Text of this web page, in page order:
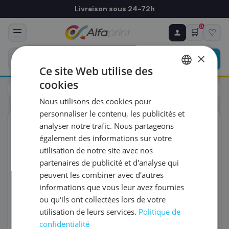
Livraison sous 24-72h
🛒
0
♡
Toners
Kyocera
ORIGINAL
♻ COMMANDE RÉCURRENTE
Prévoyez & économisez
Programmez votre prochain achat — notre équipe
vous prépare un devis personnalisé
RÉFÉRENCE DU PRODUIT
FRÉQUENCE
QUANTITÉ PAR LIVRAISON
DATE DE PREMIÈRE LIVRAISON SOUHAITÉE
×
Ce site Web utilise des
cookies
Nous utilisons des cookies pour
personnaliser le contenu, les publicités et
analyser notre trafic. Nous partageons
également des informations sur votre
utilisation de notre site avec nos
partenaires de publicité et d'analyse qui
peuvent les combiner avec d'autres
informations que vous leur avez fournies
ou qu'ils ont collectées lors de votre
utilisation de leurs services. Politique de
confidentialité